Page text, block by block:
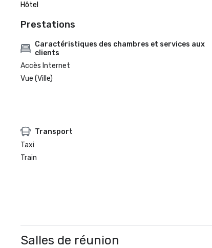
Hôtel
Prestations
Caractéristiques des chambres et services aux
clients
Accès Internet
Vue (Ville)
Transport
Taxi
Train
Salles de réunion